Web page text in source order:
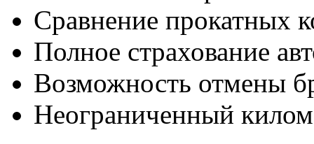
Сравнение прокатных
Полное страхование
Возможность отмены
Неограниченный